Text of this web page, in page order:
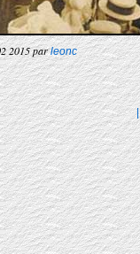
2015 parleonc
|